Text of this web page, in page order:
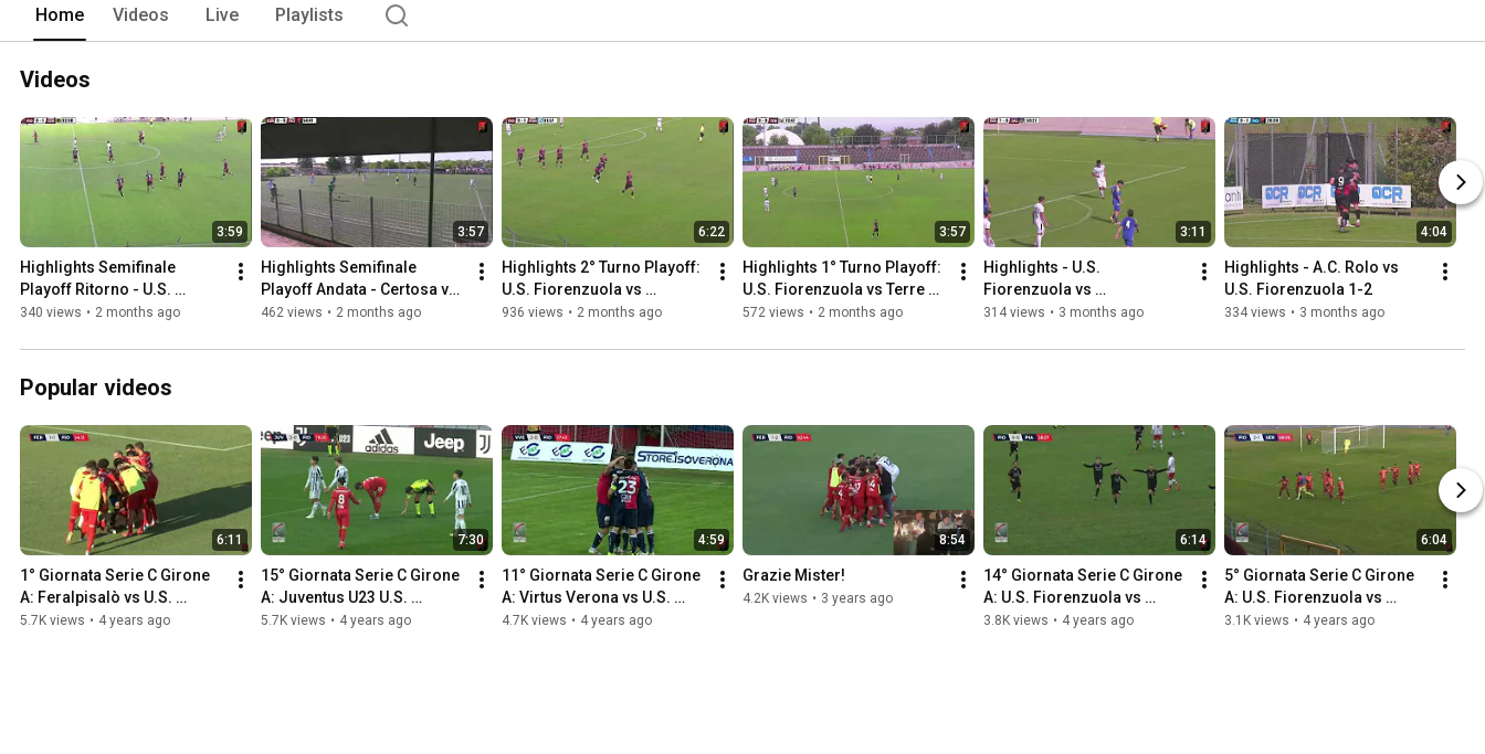
Home Videos Live Playlists
Videos
3:59
Highlights Semifinale
Playoff Ritorno - U.S.
Fiorenzuola vs Certosa 1-2
340 views • 2 months ago
3:57
Highlights Semifinale
Playoff Andata - Certosa vs
U.S. Fiorenzuola 1-0
462 views • 2 months ago
6:22
Highlights 2° Turno Playoff:
U.S. Fiorenzuola vs
Pontenurese 3-1
936 views • 2 months ago
3:57
Highlights 1° Turno Playoff:
U.S. Fiorenzuola vs Terre di
Castelli 0-0 dts
572 views • 2 months ago
3:11
Highlights - U.S.
Fiorenzuola vs
Salsomaggiore 3-0
314 views • 3 months ago
4:04
Highlights - A.C. Rolo vs
U.S. Fiorenzuola 1-2
334 views • 3 months ago
Popular videos
6:11
1° Giornata Serie C Girone
A: Feralpisalò vs U.S.
Fiorenzuola 1-2
5.7K views • 4 years ago
7:30
15° Giornata Serie C Girone
A: Juventus U23 U.S.
Fiorenzuola 2-1
5.7K views • 4 years ago
4:59
11° Giornata Serie C Girone
A: Virtus Verona vs U.S.
Fiorenzuola 2-1
4.7K views • 4 years ago
8:54
Grazie Mister!
4.2K views • 3 years ago
6:14
14° Giornata Serie C Girone
A: U.S. Fiorenzuola vs
Piacenza Calcio 1-1
3.8K views • 4 years ago
6:04
5° Giornata Serie C Girone
A: U.S. Fiorenzuola vs
Seregno Calcio 2-3
3.1K views • 4 years ago